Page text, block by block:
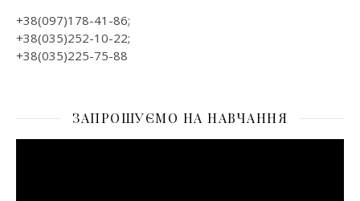
+38(097)178-41-86;
+38(035)252-10-22;
+38(035)225-75-88
ЗАПРОШУЄМО НА НАВЧАННЯ